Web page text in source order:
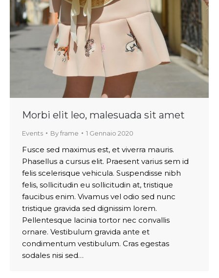
Morbi elit leo, malesuada sit amet
Events Byframe 1 Gennaio 2020
Fusce sed maximus est, et viverra mauris.
Phasellus a cursus elit. Praesent varius sem id
felis scelerisque vehicula. Suspendisse nibh
felis, sollicitudin eu sollicitudin at, tristique
faucibus enim. Vivamus vel odio sed nunc
tristique gravida sed dignissim lorem.
Pellentesque lacinia tortor nec convallis
ornare. Vestibulum gravida ante et
condimentum vestibulum. Cras egestas
sodales nisi sed…